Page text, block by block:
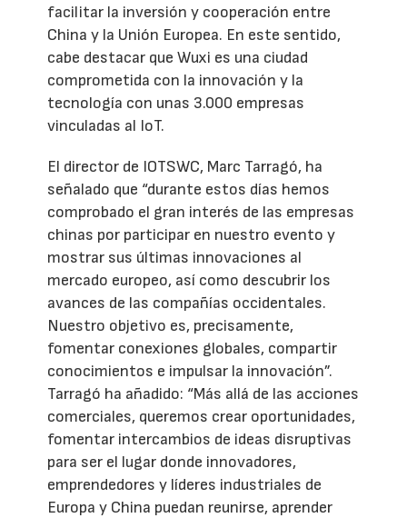
facilitar la inversión y cooperación entre
China y la Unión Europea. En este sentido,
cabe destacar que Wuxi es una ciudad
comprometida con la innovación y la
tecnología con unas 3.000 empresas
vinculadas al IoT.
El director de IOTSWC, Marc Tarragó, ha
señalado que “durante estos días hemos
comprobado el gran interés de las empresas
chinas por participar en nuestro evento y
mostrar sus últimas innovaciones al
mercado europeo, así como descubrir los
avances de las compañías occidentales.
Nuestro objetivo es, precisamente,
fomentar conexiones globales, compartir
conocimientos e impulsar la innovación”.
Tarragó ha añadido: “Más allá de las acciones
comerciales, queremos crear oportunidades,
fomentar intercambios de ideas disruptivas
para ser el lugar donde innovadores,
emprendedores y líderes industriales de
Europa y China puedan reunirse, aprender